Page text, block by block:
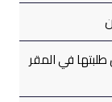
تحتفل بتخريج 1500 من طلبتها في المقر